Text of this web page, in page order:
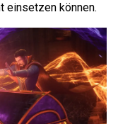
einsetzen können.